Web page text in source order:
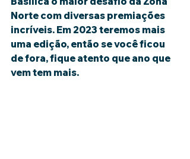
Norte com diversas premiações
incríveis. Em 2023 teremos mais
uma edição, então se você ficou
de fora, fique atento que ano que
vem tem mais.